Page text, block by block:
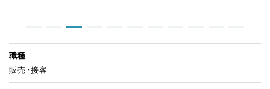
職種
販売・接客